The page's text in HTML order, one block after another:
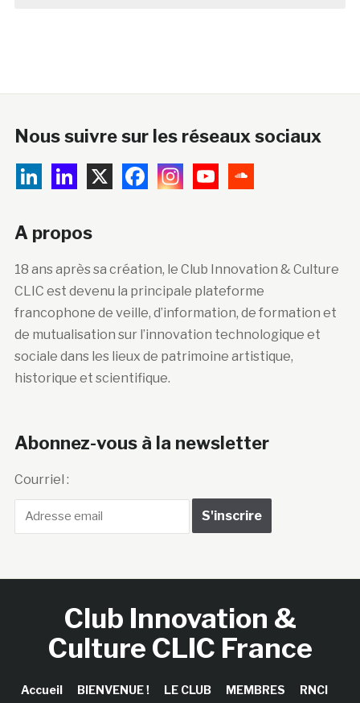
Nous suivre sur les réseaux sociaux
A propos
18 ans après sa création, le Club Innovation & Culture
CLIC est devenu la principale plateforme
francophone de veille, d’information, de formation et
de mutualisation sur l’innovation technologique et
sociale dans les lieux de patrimoine artistique,
historique et scientifique.
Abonnez-vous à la newsletter
Courriel :
Club Innovation &
Culture CLIC France
Accueil BIENVENUE ! LE CLUB MEMBRES RNCI